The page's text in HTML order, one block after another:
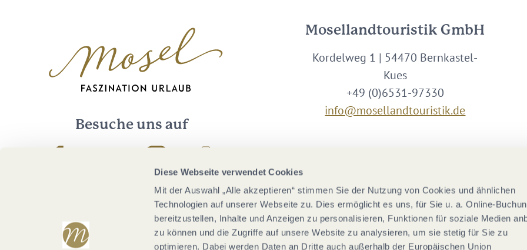
Diese Webseite verwendet Cookies
Mit der Auswahl „Alle akzeptieren“ stimmen Sie der Nutzung von Cookies und ähnlichen
Technologien auf unserer Webseite zu. Dies ermöglicht es uns, für Sie u. a. Online-
bereitzustellen, Inhalte und Anzeigen zu personalisieren, Funktionen für soziale Medien
zu können und die Zugriffe auf unsere Website zu analysieren, um sie stetig für Sie zu
optimieren. Dabei werden Daten an Dritte auch außerhalb der Europäischen Union
Besuche uns auf
Mosellandtouristik GmbH
Kordelweg 1 | 54470 Bernkastel-
Kues
+49 (0)6531-97330
info@mosellandtouristik.de